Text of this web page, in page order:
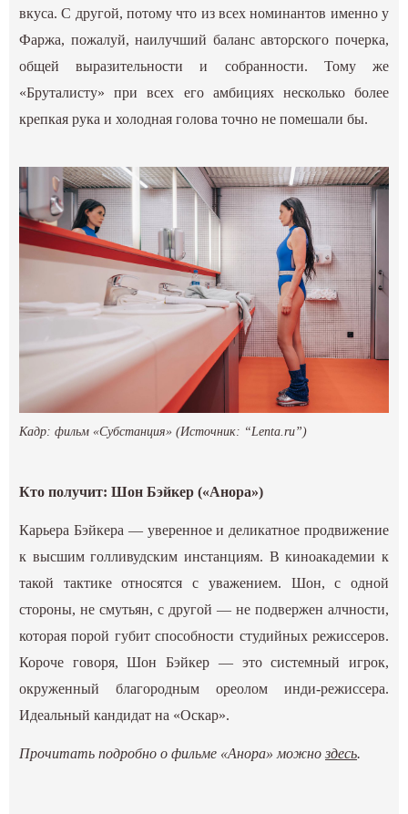
вкуса. С другой, потому что из всех номинантов именно у
Фаржа, пожалуй, наилучший баланс авторского почерка,
общей выразительности и собранности. Тому же
«Бруталисту» при всех его амбициях несколько более
крепкая рука и холодная голова точно не помешали бы.
Кадр: фильм «Субстанция» (Источник: “Lenta.ru”)
Кто получит: Шон Бэйкер («Анора»)
Карьера Бэйкера — уверенное и деликатное продвижение
к высшим голливудским инстанциям. В киноакадемии к
такой тактике относятся с уважением. Шон, с одной
стороны, не смутьян, с другой — не подвержен алчности,
которая порой губит способности студийных режиссеров.
Короче говоря, Шон Бэйкер — это системный игрок,
окруженный благородным ореолом инди-режиссера.
Идеальный кандидат на «Оскар».
Прочитать подробно о фильме «Анора» можноздесь.